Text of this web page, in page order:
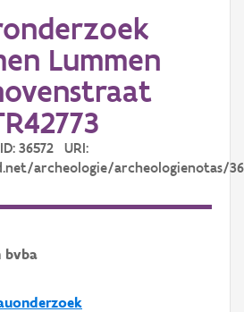
Lummen
ID: 36572 URI:
archeologie/archeologienotas/
bvba